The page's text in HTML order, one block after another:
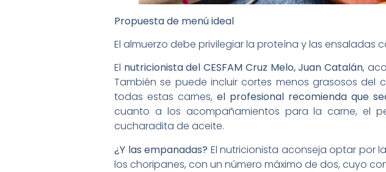
Propuesta de menú ideal
El almuerzo debe privilegiar la proteína y las ensaladas
El nutricionista del CESFAM Cruz Melo, Juan Catalán,
También se puede incluir cortes menos grasosos
todas estas carnes, el profesional recomienda que
cuanto a los acompañamientos para la carne, el
cucharadita de aceite.
¿Y las empanadas? El nutricionista aconseja optar por
los choripanes, con un número máximo de dos, cuyo